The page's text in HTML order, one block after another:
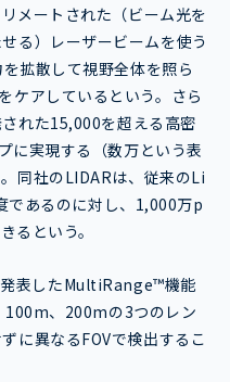
メートされた（ビーム光を
る）レーザービームを使う
拡散して視野全体を照ら
ケアしているという。さら
れた15,000を超える高密
に実現する（数万という表
同社のLIDARは、従来のLi
あるのに対し、1,000万p
るという。
表したMultiRange™機能
100m、200mの3つのレン
に異なるFOVで検出するこ